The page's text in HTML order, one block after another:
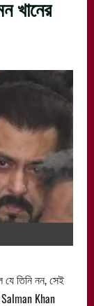
খানের
যে তিনি নন, সেই
Salman Khan